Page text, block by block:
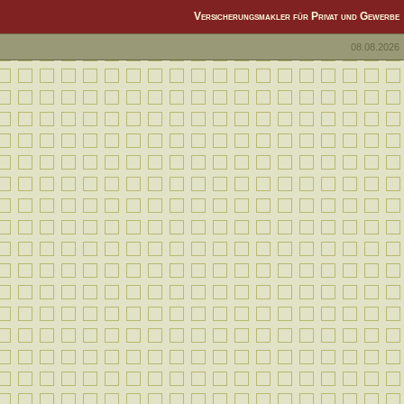
Versicherungsmakler für Privat und Gewerbe
08.08.2026